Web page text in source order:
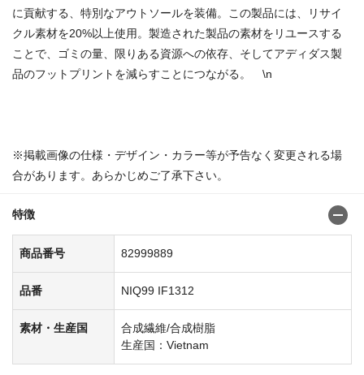
に貢献する、特別なアウトソールを装備。この製品には、リサイ
クル素材を20%以上使用。製造された製品の素材をリユースする
ことで、ゴミの量、限りある資源への依存、そしてアディダス製
品のフットプリントを減らすことにつながる。 \n
※掲載画像の仕様・デザイン・カラー等が予告なく変更される場
合があります。あらかじめご了承下さい。
特徴
商品番号 82999889
品番 NIQ99 IF1312
素材・生産国
合成繊維/合成樹脂
生産国：Vietnam